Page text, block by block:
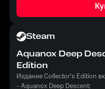
Steam
Aquanox Deep
Edition
Издание Collector's Edition
- Aquanox Deep Descent;